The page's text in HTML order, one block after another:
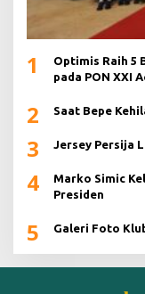
1
Optimis Raih 5
pada PON XXI
2 Saat Bepe
3 Jersey Persija
4
Marko Simic
Presiden
5 Galeri Foto